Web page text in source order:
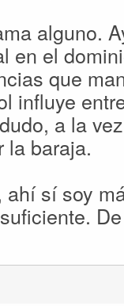
alguno.
en el
que
influye
a la
la baraja.
sí soy